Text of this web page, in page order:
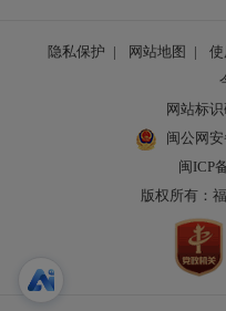
隐私保护 | 网站地图 |
网站标
闽公网
闽ICP
版权所有：